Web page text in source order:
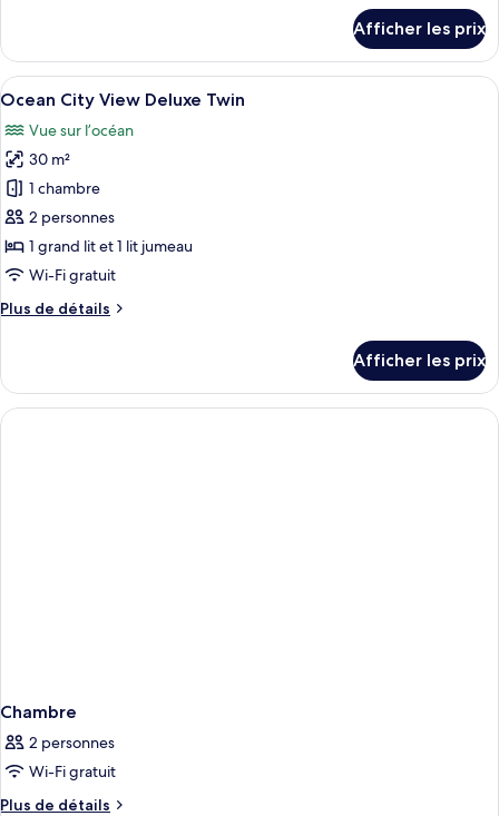
Twin
Ocean
City
View
Afficher les prix
Afficher
toutes
les
photos
pour
ce
type
de
chambre :
Ocean
Deluxe
Twin
Une pièce moderne avec une table
15
Ocean City View Deluxe Twin
Vue sur l’océan
30 m²
1 chambre
2 personnes
1 grand lit et 1 lit jumeau
Wi-Fi gratuit
Plus de détails
Plus
Ocean
City
View
Afficher les prix
Chambre
2 personnes
Wi-Fi gratuit
Plus de détails
Plus